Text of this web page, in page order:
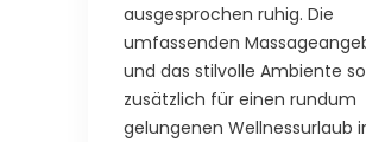
ausgesprochen ruhig. Die
umfassenden
und das stilvolle Ambiente
zusätzlich für einen rundum
gelungenen Wellnessurlaub